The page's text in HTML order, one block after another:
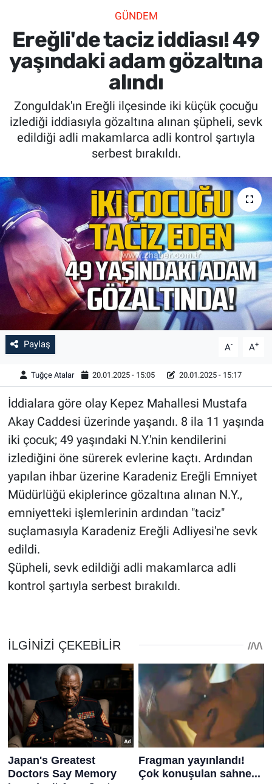
GÜNDEM
Ereğli'de taciz iddiası! 49
yaşındaki adam gözaltına
alındı
Zonguldak'ın Ereğli ilçesinde iki küçük çocuğu
izlediği iddiasıyla gözaltına alınan şüpheli, sevk
edildiği adli makamlarca adli kontrol şartıyla
serbest bırakıldı.
Paylaş A- A+
Tuğçe Atalar 20.01.2025 - 15:05 20.01.2025 - 15:17
İddialara göre olay Kepez Mahallesi Mustafa
Akay Caddesi üzerinde yaşandı. 8 ila 11 yaşında
iki çocuk; 49 yaşındaki N.Y.'nin kendilerini
izlediğini öne sürerek evlerine kaçtı. Ardından
yapılan ihbar üzerine Karadeniz Ereğli Emniyet
Müdürlüğü ekiplerince gözaltına alınan N.Y.,
emniyetteki işlemlerinin ardından "taciz"
suçlamasıyla Karadeniz Ereğli Adliyesi'ne sevk
edildi.
Şüpheli, sevk edildiği adli makamlarca adli
kontrol şartıyla serbest bırakıldı.
SPOR